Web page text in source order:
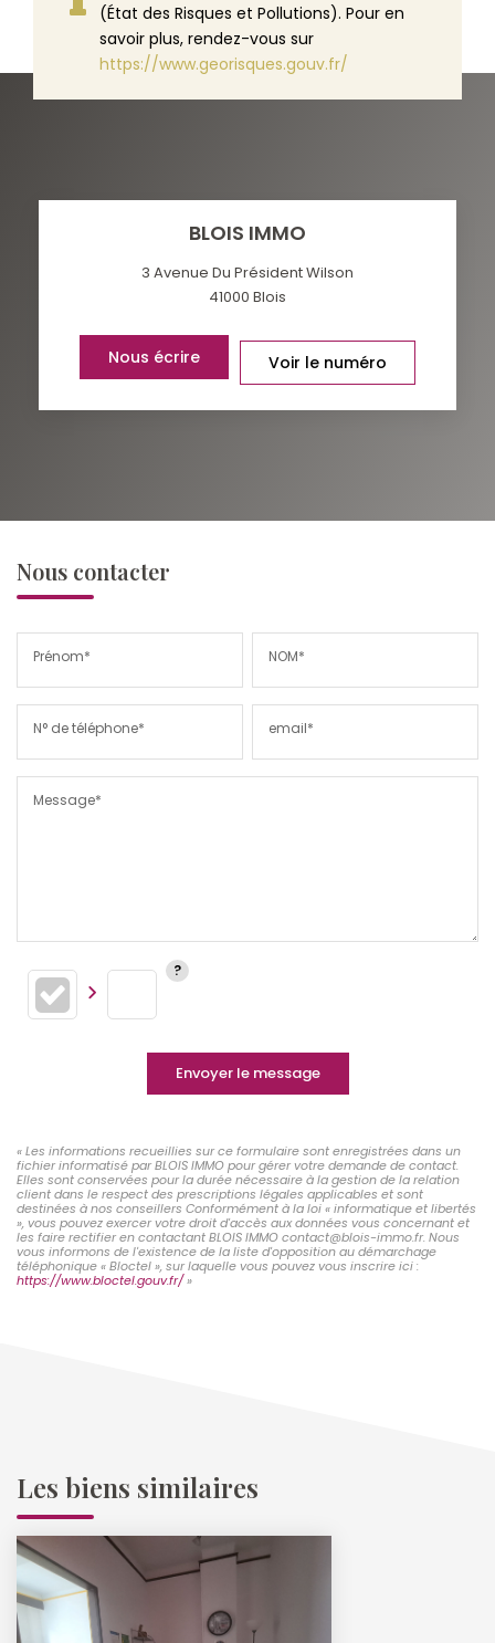
(État des Risques et Pollutions). Pour en
savoir plus, rendez-vous sur
https://www.georisques.gouv.fr/
BLOIS IMMO
3 Avenue Du Président Wilson
41000 Blois
Nous écrire Voir le numéro
Nous contacter
Prénom* NOM*
N° de téléphone* email*
Message*
Envoyer le message
« Les informations recueillies sur ce formulaire sont enregistrées dans un
fichier informatisé par BLOIS IMMO pour gérer votre demande de contact.
Elles sont conservées pour la durée nécessaire à la gestion de la relation
client dans le respect des prescriptions légales applicables et sont
destinées à nos conseillers Conformément à la loi « informatique et libertés
», vous pouvez exercer votre droit d'accès aux données vous concernant et
les faire rectifier en contactant BLOIS IMMO contact@blois-immo.fr. Nous
vous informons de l'existence de la liste d'opposition au démarchage
téléphonique « Bloctel », sur laquelle vous pouvez vous inscrire ici :
https://www.bloctel.gouv.fr/»
Les biens similaires